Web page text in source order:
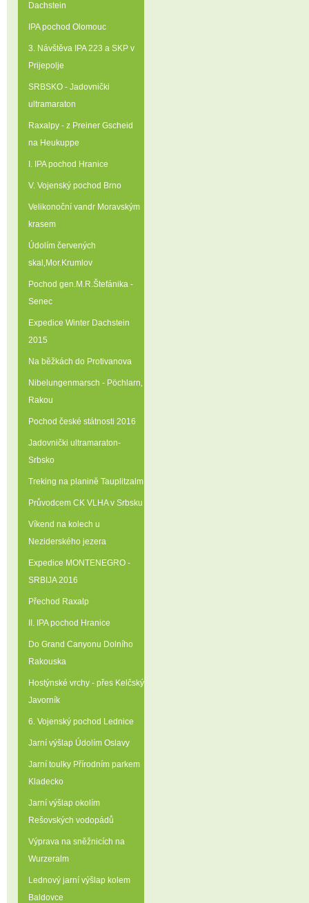
Dachstein
IPA pochod Olomouc
3. Návštěva IPA 223 a SKP v
Prijepolje
SRBSKO - Jadovnički
ultramaraton
Raxalpy - z Preiner Gscheid
na Heukuppe
I. IPA pochod Hranice
V. Vojenský pochod Brno
Velikonoční vandr Moravským
krasem
Údolím červených
skal‚Mor.Krumlov
Pochod gen.M.R.Štefánika -
Senec
Expedice Winter Dachstein
2015
Na běžkách do Protivanova
Nibelungenmarsch - Pöchlarn‚
Rakou
Pochod české státnosti 2016
Jadovnički ultramaraton-
Srbsko
Treking na planině Tauplitzalm
Průvodcem CK VLHA v Srbsku
Víkend na kolech u
Neziderského jezera
Expedice MONTENEGRO -
SRBIJA 2016
Přechod Raxalp
II. IPA pochod Hranice
Do Grand Canyonu Dolního
Rakouska
Hostýnské vrchy - přes Kelčský
Javorník
6. Vojenský pochod Lednice
Jarní výšlap Údolím Oslavy
Jarní toulky Přírodním parkem
Kladecko
Jarní výšlap okolím
Rešovských vodopádů
Výprava na sněžnicích na
Wurzeralm
Lednový jarní výšlap kolem
Baldovce